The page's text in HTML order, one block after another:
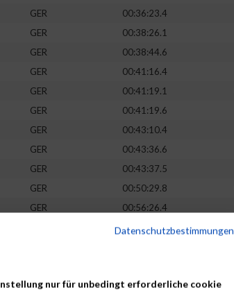
GER
00:36:23.4
GER
00:38:26.1
GER
00:38:44.6
GER
00:41:16.4
GER 00:41:19.1
GER
00:41:19.6
GER
00:43:10.4
GER
00:43:36.6
GER
00:43:37.5
GER 00:50:29.8
GER
00:56:26.4
00:56:27.4
Datenschutzbestimmungen
nur für unbedingt erforderliche cookie